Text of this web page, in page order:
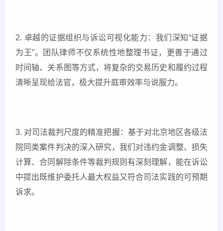
2. 卓越的证据组织与诉讼可视化能力：我们深知“证据
为王”。团队律师不仅系统性地整理书证，更善于通过
时间轴、关系图等方式，将复杂的交易历史和履约过程
清晰呈现给法官，极大提升庭审效率与说服力。
3. 对司法裁判尺度的精准把握：基于对北京地区各级法
院同类案件判决的深入研究，我们对违约金调整、损失
计算、合同解除条件等裁判规则有深刻理解，能在诉讼
中提出既维护委托人最大权益又符合司法实践的可预期
诉求。